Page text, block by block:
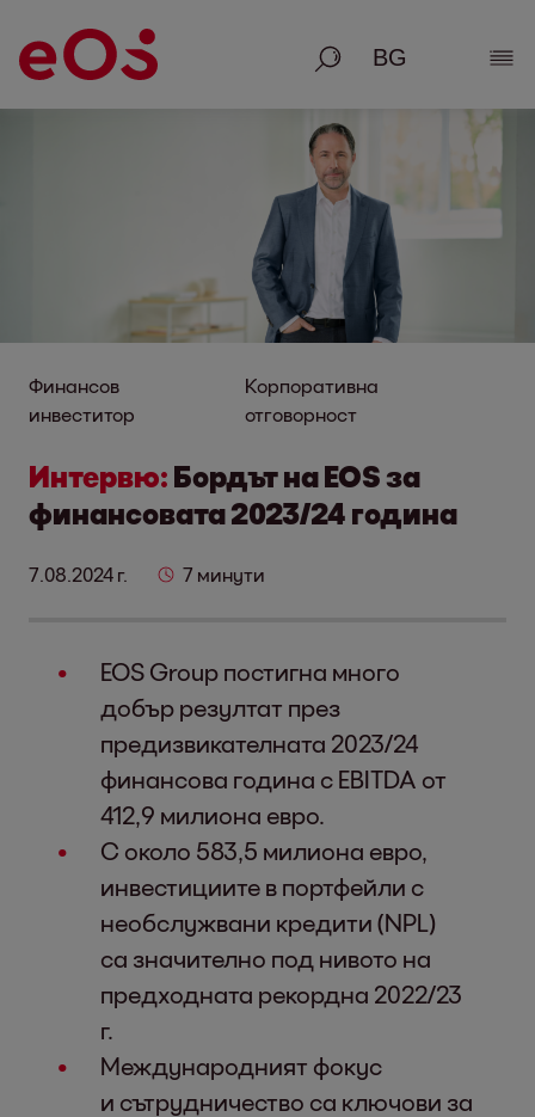
Търсене
Финансов
инвеститор
Корпоративна
отговорност
Интервю: Бордът на EOS за
финансовата 2023/24 година
7.08.2024 г. 7 минути
EOS Group постигна много
добър резултат през
предизвикателната 2023/24
финансова година с EBITDA от
412,9 милиона евро.
С около 583,5 милиона евро,
инвестициите в портфейли с
необслужвани кредити (NPL)
са значително под нивото на
предходната рекордна 2022/23
г.
Международният фокус
и сътрудничество са ключови за